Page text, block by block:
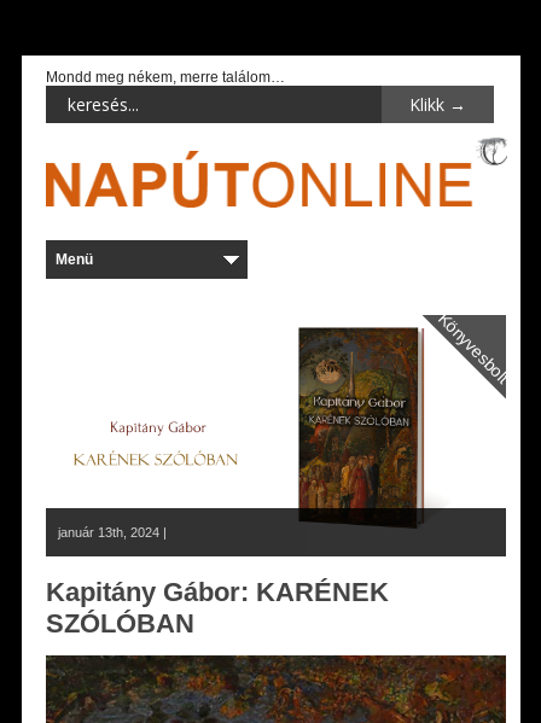
Mondd meg nékem, merre találom…
Könyvesbolt
január 13th, 2024 |
Kapitány Gábor: KARÉNEK
SZÓLÓBAN